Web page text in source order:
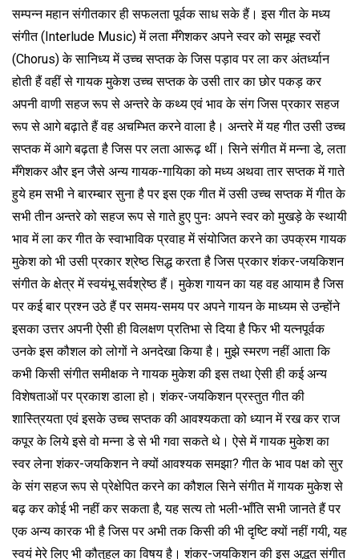
सम्पन्न महान संगीतकार ही सफलता पूर्वक साध सके हैं। इस गीत के मध्य
संगीत (Interlude Music) में लता मँगेशकर अपने स्वर को समूह स्वरों
(Chorus) के सानिध्य में उच्च सप्तक के जिस पड़ाव पर ला कर अंतर्ध्यान
होती हैं वहीं से गायक मुकेश उच्च सप्तक के उसी तार का छोर पकड़ कर
अपनी वाणी सहज रूप से अन्तरे के कथ्य एवं भाव के संग जिस प्रकार सहज
रूप से आगे बढ़ाते हैं वह अचम्भित करने वाला है। अन्तरे में यह गीत उसी उच्च
सप्तक में आगे बढ़ता है जिस पर लता आरूढ़ थीं। सिने संगीत में मन्ना डे, लता
मँगेशकर और इन जैसे अन्य गायक-गायिका को मध्य अथवा तार सप्तक में गाते
हुये हम सभी ने बारम्बार सुना है पर इस एक गीत में उसी उच्च सप्तक में गीत के
सभी तीन अन्तरे को सहज रूप से गाते हुए पुनः अपने स्वर को मुखड़े के स्थायी
भाव में ला कर गीत के स्वाभाविक प्रवाह में संयोजित करने का उपक्रम गायक
मुकेश को भी उसी प्रकार श्रेष्ठ सिद्ध करता है जिस प्रकार शंकर-जयकिशन
संगीत के क्षेत्र में स्वयंभू सर्वश्रेष्ठ हैं। मुकेश गायन का यह वह आयाम है जिस
पर कई बार प्रश्न उठे हैं पर समय-समय पर अपने गायन के माध्यम से उन्होंने
इसका उत्तर अपनी ऐसी ही विलक्षण प्रतिभा से दिया है फिर भी यत्नपूर्वक
उनके इस कौशल को लोगों ने अनदेखा किया है। मुझे स्मरण नहीं आता कि
कभी किसी संगीत समीक्षक ने गायक मुकेश की इस तथा ऐसी ही कई अन्य
विशेषताओं पर प्रकाश डाला हो। शंकर-जयकिशन प्रस्तुत गीत की
शास्त्रियता एवं इसके उच्च सप्तक की आवश्यकता को ध्यान में रख कर राज
कपूर के लिये इसे वो मन्ना डे से भी गवा सकते थे। ऐसे में गायक मुकेश का
स्वर लेना शंकर-जयकिशन ने क्यों आवश्यक समझा? गीत के भाव पक्ष को सुर
के संग सहज रूप से प्रेक्षेपित करने का कौशल सिने संगीत में गायक मुकेश से
बढ़ कर कोई भी नहीं कर सकता है, यह सत्य तो भली-भाँति सभी जानते हैं पर
एक अन्य कारक भी है जिस पर अभी तक किसी की भी दृष्टि क्यों नहीं गयी, यह
स्वयं मेरे लिए भी कौतुहल का विषय है। शंकर-जयकिशन की इस अद्भुत संगीत